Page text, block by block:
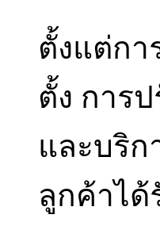
ตั้งแต่กา
ตั้ง การ
และบริ
ลูกค้าไ